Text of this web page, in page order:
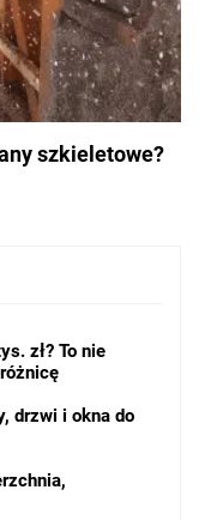
szkieletowe?
zł? To nie
drzwi i okna do